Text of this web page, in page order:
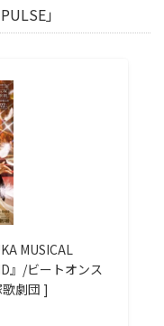
」
MUSICAL
』/ビートオンス
劇団 ]